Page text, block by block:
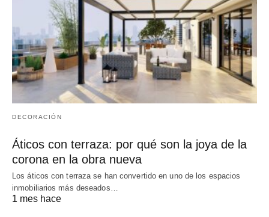
DECORACIÓN
Áticos con terraza: por qué son la joya de la
corona en la obra nueva
Los áticos con terraza se han convertido en uno de los espacios
inmobiliarios más deseados…
1 mes hace